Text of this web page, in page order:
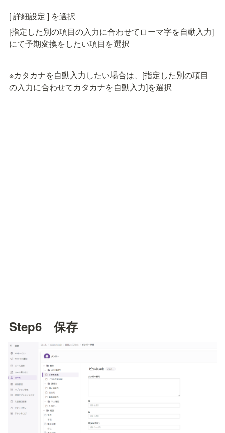
[ 詳細設定 ] を選択
[指定した別の項目の入力に合わせてローマ字を自動入力]
にて予期変換をしたい項目を選択
※カタカナを自動入力したい場合は、[指定した別の項目
の入力に合わせてカタカナを自動入力]を選択
Step6　保存